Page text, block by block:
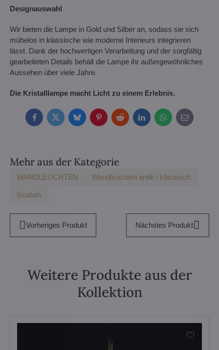
Designauswahl
Wir bieten die Lampe in Gold und Silber an, sodass sie sich
mühelos in klassische wie moderne Interieurs integrieren
lässt. Dank der hochwertigen Verarbeitung und der sorgfältig
gearbeiteten Details behält die Lampe ihr außergewöhnliches
Aussehen über viele Jahre.
Die Kristalllampe macht Licht zu einem Erlebnis.
FacebookTwitterBlueskyPinterestRedditLinkedInWhatsApp
E-
mail
Mehr aus der Kategorie
WANDLEUCHTEN Wandleuchten antik / klassisch
Scutum
Vorheriges Produkt Nächstes Produkt
Weitere Produkte aus der
Kollektion